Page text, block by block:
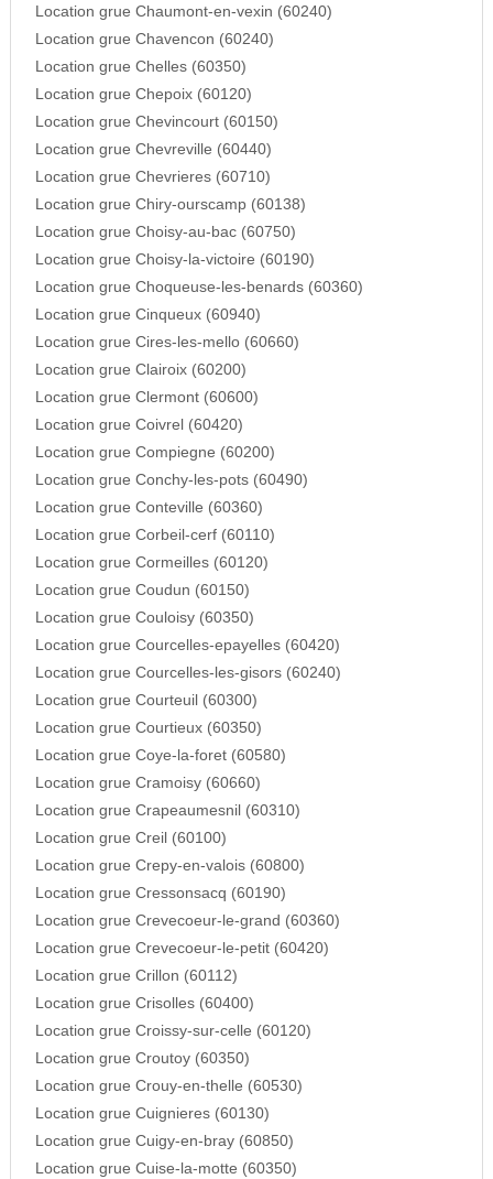
Location grue Chaumont-en-vexin (60240)
Location grue Chavencon (60240)
Location grue Chelles (60350)
Location grue Chepoix (60120)
Location grue Chevincourt (60150)
Location grue Chevreville (60440)
Location grue Chevrieres (60710)
Location grue Chiry-ourscamp (60138)
Location grue Choisy-au-bac (60750)
Location grue Choisy-la-victoire (60190)
Location grue Choqueuse-les-benards (60360)
Location grue Cinqueux (60940)
Location grue Cires-les-mello (60660)
Location grue Clairoix (60200)
Location grue Clermont (60600)
Location grue Coivrel (60420)
Location grue Compiegne (60200)
Location grue Conchy-les-pots (60490)
Location grue Conteville (60360)
Location grue Corbeil-cerf (60110)
Location grue Cormeilles (60120)
Location grue Coudun (60150)
Location grue Couloisy (60350)
Location grue Courcelles-epayelles (60420)
Location grue Courcelles-les-gisors (60240)
Location grue Courteuil (60300)
Location grue Courtieux (60350)
Location grue Coye-la-foret (60580)
Location grue Cramoisy (60660)
Location grue Crapeaumesnil (60310)
Location grue Creil (60100)
Location grue Crepy-en-valois (60800)
Location grue Cressonsacq (60190)
Location grue Crevecoeur-le-grand (60360)
Location grue Crevecoeur-le-petit (60420)
Location grue Crillon (60112)
Location grue Crisolles (60400)
Location grue Croissy-sur-celle (60120)
Location grue Croutoy (60350)
Location grue Crouy-en-thelle (60530)
Location grue Cuignieres (60130)
Location grue Cuigy-en-bray (60850)
Location grue Cuise-la-motte (60350)